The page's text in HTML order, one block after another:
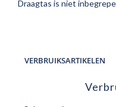
Draagtas is niet
VERBRUIKSARTIKELEN